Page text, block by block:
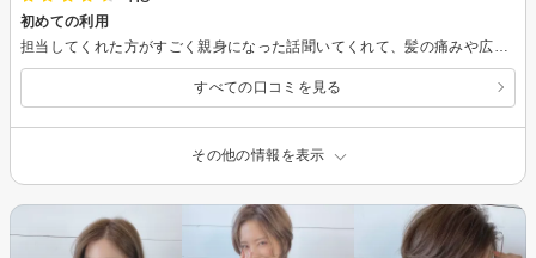
初めての利用
すべての口コミを見る
その他の情報を表示